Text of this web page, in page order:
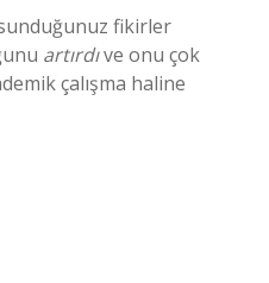
fikirler
artırdıve onu çok
çalışma haline